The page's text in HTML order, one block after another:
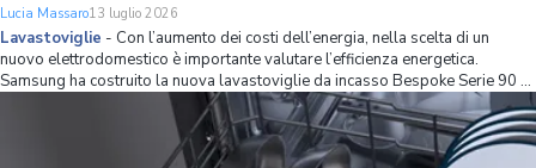
Lucia Massaro13 luglio 2026
Lavastoviglie - Con l’aumento dei costi dell’energia, nella scelta di un
nuovo elettrodomestico è importante valutare l’efficienza energetica.
Samsung ha costruito la nuova lavastoviglie da incasso Bespoke Serie 90 AI
partendo proprio da questo principio, combinando una classe energetica A